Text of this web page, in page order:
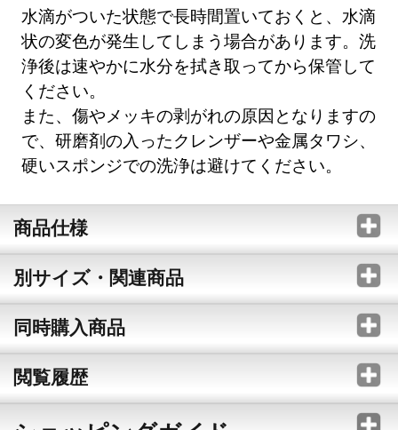
水滴がついた状態で長時間置いておくと、水滴
状の変色が発生してしまう場合があります。洗
浄後は速やかに水分を拭き取ってから保管して
ください。
また、傷やメッキの剥がれの原因となりますの
で、研磨剤の入ったクレンザーや金属タワシ、
硬いスポンジでの洗浄は避けてください。
商品仕様
別サイズ・関連商品
同時購入商品
閲覧履歴